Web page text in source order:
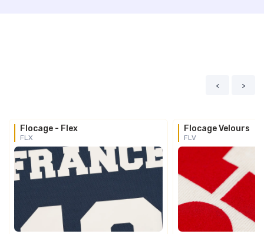
< >
Flocage - Flex
FLX
Flocage Velours
FLV